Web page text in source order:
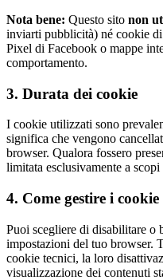
Nota bene: Questo sito non
inviarti pubblicità) né cookie
Pixel di Facebook o mappe
comportamento.
3. Durata dei cookie
I cookie utilizzati sono
significa che vengono
browser. Qualora fossero
limitata esclusivamente a
4. Come gestire i
Puoi scegliere di disabilitare o
impostazioni del tuo browser.
cookie tecnici, la loro
visualizzazione dei contenuti